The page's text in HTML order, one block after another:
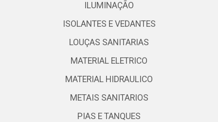
ILUMINAÇÃO
ISOLANTES E VEDANTES
LOUÇAS SANITARIAS
MATERIAL ELETRICO
MATERIAL HIDRAULICO
METAIS SANITARIOS
PIAS E TANQUES